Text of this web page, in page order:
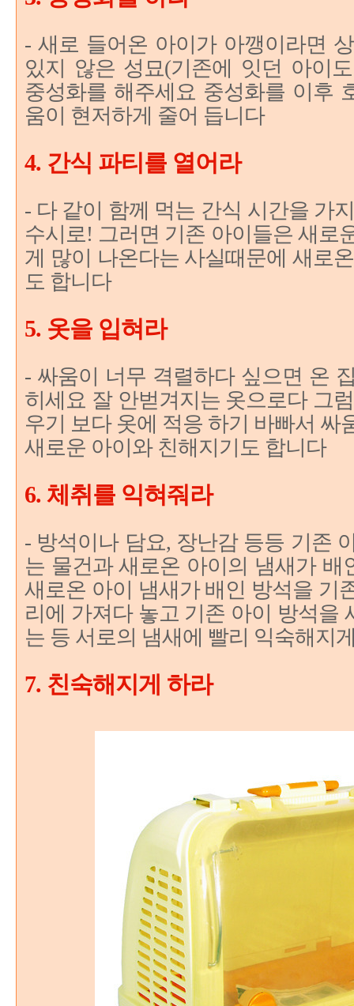
- 새로 들어온 아이가 아깽이라면
있지 않은 성묘(기존에 잇던 아이
중성화를 해주세요 중성화를 이후
움이 현저하게 줄어 듭니다
4. 간식 파티를 열어라
- 다 같이 함께 먹는 간식 시간을 가
수시로! 그러면 기존 아이들은 새로
게 많이 나온다는 사실때문에 새로
도 합니다
5. 옷을 입혀라
- 싸움이 너무 격렬하다 싶으면 온
히세요 잘 안벋겨지는 옷으로다 그
우기 보다 옷에 적응 하기 바빠서 싸
새로운 아이와 친해지기도 합니다
6. 체취를 익혀줘라
- 방석이나 담요, 장난감 등등 기존
는 물건과 새로온 아이의 냄새가 배
새로온 아이 냄새가 배인 방석을 기
리에 가져다 놓고 기존 아이 방석을
는 등 서로의 냄새에 빨리 익숙해지
7. 친숙해지게 하라